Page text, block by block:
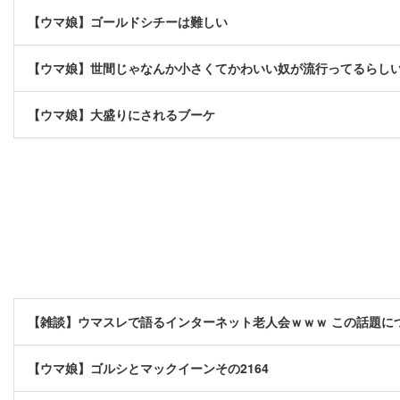
【ウマ娘】ゴールドシチーは難しい
【ウマ娘】世間じゃなんか小さくてかわいい奴が流行ってるらし
【ウマ娘】大盛りにされるブーケ
【雑談】ウマスレで語るインターネット老人会ｗｗｗ この話題
【ウマ娘】ゴルシとマックイーンその2164